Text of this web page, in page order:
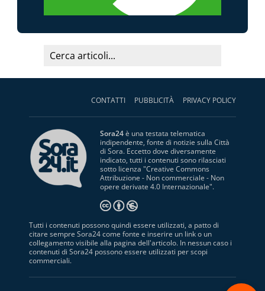
CONTATTI PUBBLICITÀ PRIVACY POLICY
Sora24è una testata telematica
indipendente, fonte di notizie sulla Città
di Sora. Eccetto dove diversamente
indicato, tutti i contenuti sono rilasciati
sotto licenza "Creative Commons
Attribuzione - Non commerciale - Non
opere derivate 4.0 Internazionale".
Tutti i contenuti possono quindi essere utilizzati, a patto di
citare sempre Sora24 come fonte e inserire un link o un
collegamento visibile alla pagina dell'articolo. In nessun caso i
contenuti di Sora24 possono essere utilizzati per scopi
commerciali.